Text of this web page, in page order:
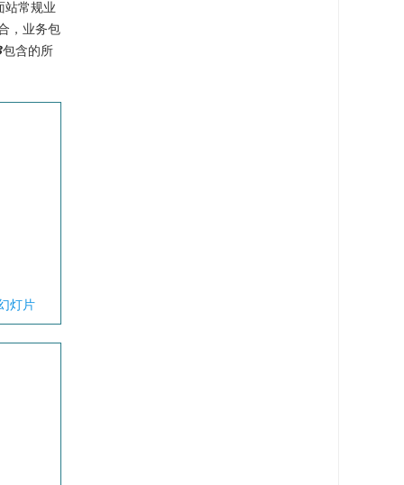
站常规业
，业务包
包含的所
灯片